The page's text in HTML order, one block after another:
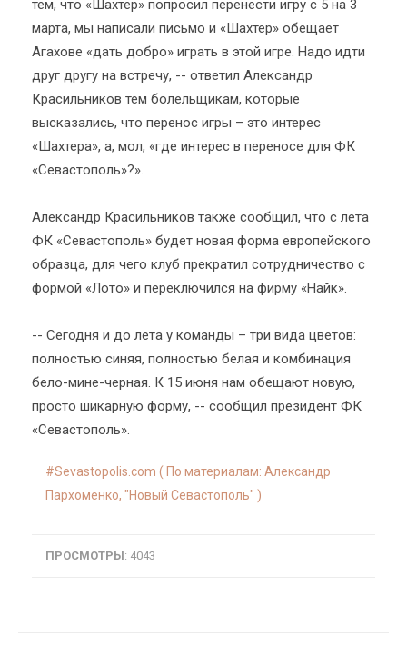
тем, что «Шахтер» попросил перенести игру с 5 на 3
марта, мы написали письмо и «Шахтер» обещает
Агахове «дать добро» играть в этой игре. Надо идти
друг другу на встречу, -- ответил Александр
Красильников тем болельщикам, которые
высказались, что перенос игры – это интерес
«Шахтера», а, мол, «где интерес в переносе для ФК
«Севастополь»?».
Александр Красильников также сообщил, что с лета
ФК «Севастополь» будет новая форма европейского
образца, для чего клуб прекратил сотрудничество с
формой «Лото» и переключился на фирму «Найк».
-- Сегодня и до лета у команды – три вида цветов:
полностью синяя, полностью белая и комбинация
бело-мине-черная. К 15 июня нам обещают новую,
просто шикарную форму, -- сообщил президент ФК
«Севастополь».
Sevastopolis.com ( По материалам: Александр
Пархоменко, "Новый Севастополь" )
ПРОСМОТРЫ: 4043